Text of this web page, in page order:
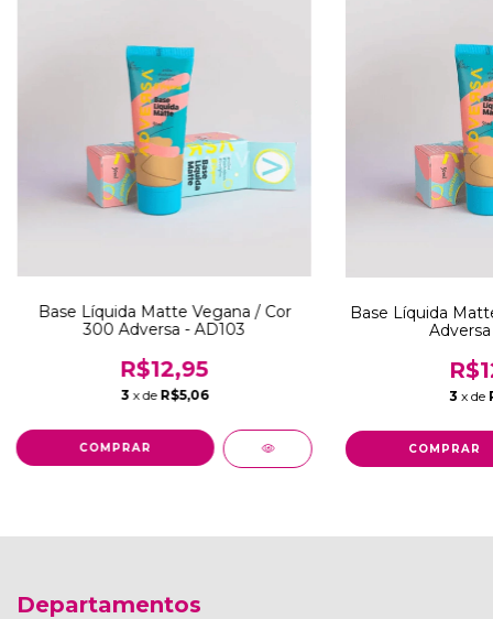
Base Líquida Matte Vegana / Cor
300 Adversa - AD103
R$12,95
3 x de R$5,06
Base Líquida
3 x de
Departamentos